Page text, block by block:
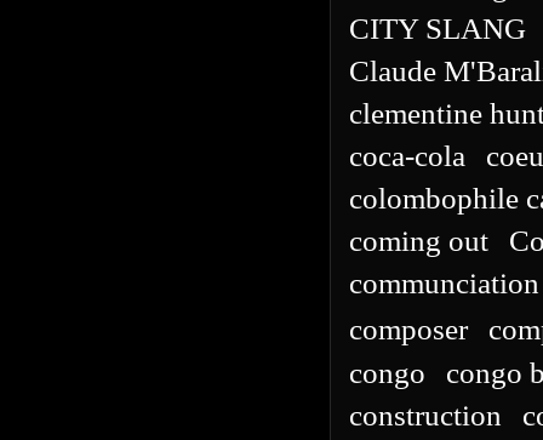
CITY SLANG
Claude
clementine
coca-cola
colombophile
coming out
composer
congo
congo
construction